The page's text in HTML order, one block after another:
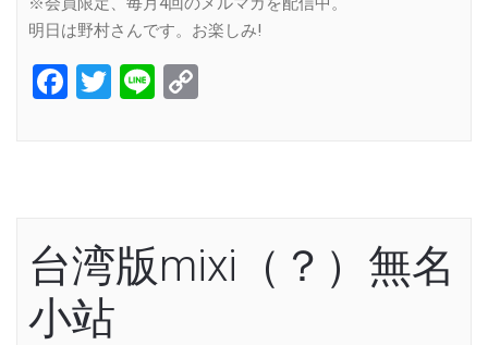
明日は野村さんです。お楽しみ!
Facebook
Twitter
Line
台湾版mixi（？）無名
小站